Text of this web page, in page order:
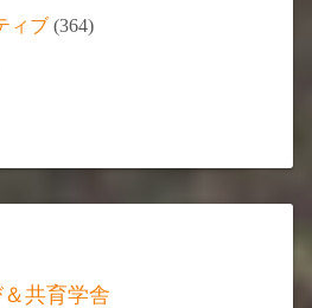
ィブ (364)
＆共育学舎